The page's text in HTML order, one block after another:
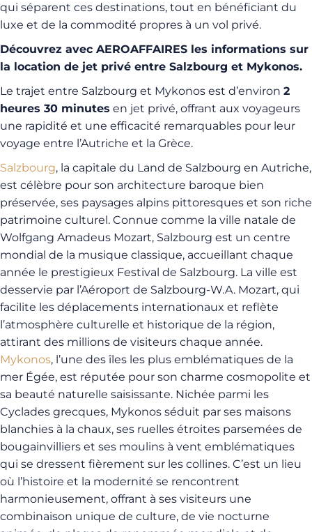
qui séparent ces destinations, tout en bénéficiant du
luxe et de la commodité propres à un vol privé.
Découvrez avec AEROAFFAIRES les informations sur
la location de jet privé entre Salzbourg et Mykonos.
Le trajet entre Salzbourg et Mykonos est d’environ 2
heures 30 minutes en jet privé, offrant aux voyageurs
une rapidité et une efficacité remarquables pour leur
voyage entre l’Autriche et la Grèce.
Salzbourg, la capitale du Land de Salzbourg en Autriche,
est célèbre pour son architecture baroque bien
préservée, ses paysages alpins pittoresques et son riche
patrimoine culturel. Connue comme la ville natale de
Wolfgang Amadeus Mozart, Salzbourg est un centre
mondial de la musique classique, accueillant chaque
année le prestigieux Festival de Salzbourg. La ville est
desservie par l’Aéroport de Salzbourg-W.A. Mozart, qui
facilite les déplacements internationaux et reflète
l’atmosphère culturelle et historique de la région,
attirant des millions de visiteurs chaque année.
Mykonos, l’une des îles les plus emblématiques de la
mer Égée, est réputée pour son charme cosmopolite et
sa beauté naturelle saisissante. Nichée parmi les
Cyclades grecques, Mykonos séduit par ses maisons
blanchies à la chaux, ses ruelles étroites parsemées de
bougainvilliers et ses moulins à vent emblématiques
qui se dressent fièrement sur les collines. C’est un lieu
où l’histoire et la modernité se rencontrent
harmonieusement, offrant à ses visiteurs une
combinaison unique de culture, de vie nocturne